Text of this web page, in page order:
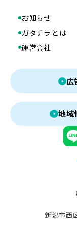
新潟市西
お知らせ
ガタチラとは
運営会社
広
地域